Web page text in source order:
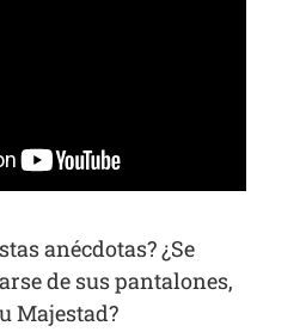
anécdotas? ¿Se
de sus pantalones,
Majestad?